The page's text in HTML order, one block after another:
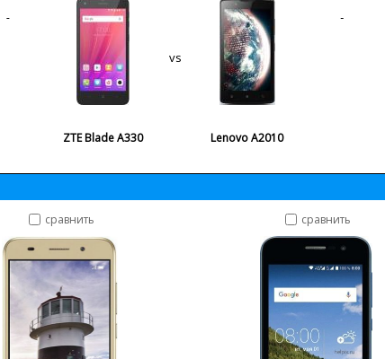
ZTE Blade A330
vs
Lenovo A2010
сравнить сравнить